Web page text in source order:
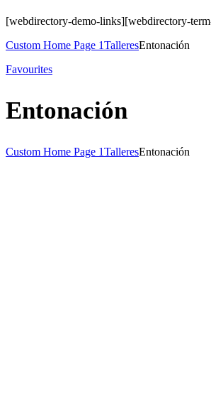
[webdirectory-demo-links][webdirectory-
Custom Home Page 1TalleresEntonación
Favourites
Entonación
Custom Home Page 1TalleresEntonación